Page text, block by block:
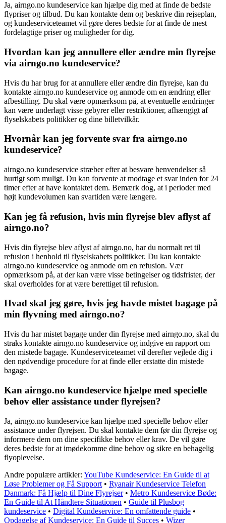
Ja, airngo.no kundeservice kan hjælpe dig med at finde de bedste
flypriser og tilbud. Du kan kontakte dem og beskrive din rejseplan,
og kundeserviceteamet vil gøre deres bedste for at finde de mest
fordelagtige priser og muligheder for dig.
Hvordan kan jeg annullere eller ændre min flyrejse
via airngo.no kundeservice?
Hvis du har brug for at annullere eller ændre din flyrejse, kan du
kontakte airngo.no kundeservice og anmode om en ændring eller
afbestilling. Du skal være opmærksom på, at eventuelle ændringer
kan være underlagt visse gebyrer eller restriktioner, afhængigt af
flyselskabets politikker og dine billetvilkår.
Hvornår kan jeg forvente svar fra airngo.no
kundeservice?
airngo.no kundeservice stræber efter at besvare henvendelser så
hurtigt som muligt. Du kan forvente at modtage et svar inden for 24
timer efter at have kontaktet dem. Bemærk dog, at i perioder med
højt kundevolumen kan svartiden være længere.
Kan jeg få refusion, hvis min flyrejse blev aflyst af
airngo.no?
Hvis din flyrejse blev aflyst af airngo.no, har du normalt ret til
refusion i henhold til flyselskabets politikker. Du kan kontakte
airngo.no kundeservice og anmode om en refusion. Vær
opmærksom på, at der kan være visse betingelser og tidsfrister, der
skal overholdes for at være berettiget til refusion.
Hvad skal jeg gøre, hvis jeg havde mistet bagage på
min flyvning med airngo.no?
Hvis du har mistet bagage under din flyrejse med airngo.no, skal du
straks kontakte airngo.no kundeservice og indgive en rapport om
den mistede bagage. Kundeserviceteamet vil derefter vejlede dig i
den nødvendige procedure for at finde eller erstatte din mistede
bagage.
Kan airngo.no kundeservice hjælpe med specielle
behov eller assistance under flyrejsen?
Ja, airngo.no kundeservice kan hjælpe med specielle behov eller
assistance under flyrejsen. Du skal kontakte dem før din flyrejse og
informere dem om dine specifikke behov eller krav. De vil gøre
deres bedste for at imødekomme dine behov og sikre en behagelig
flyoplevelse.
Andre populære artikler: YouTube Kundeservice: En Guide til at
Løse Problemer og Få Support • Ryanair Kundeservice Telefon
Danmark: Få Hjælp til Dine Flyrejser• Metro Kundeservice Bøde:
En Guide til At Håndtere Situationen • Guide til Plusbog
kundeservice • Digital Kundeservice: En omfattende guide •
Opdagelse af Kundeservice: En Guide til Succes • Wizer